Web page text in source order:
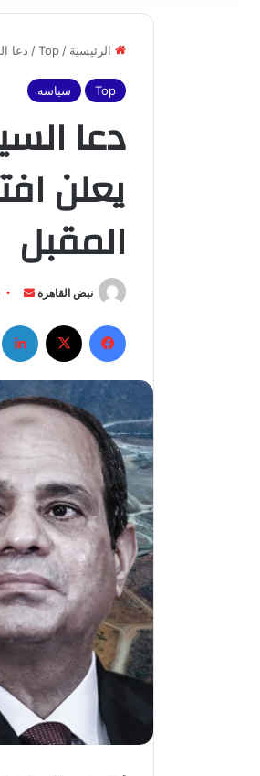
الرئيسية /
Top
/ دعا
Top سياسه
دعا
يعلن
المقبل
نبض القاهرة
أرسل
فيسبوك